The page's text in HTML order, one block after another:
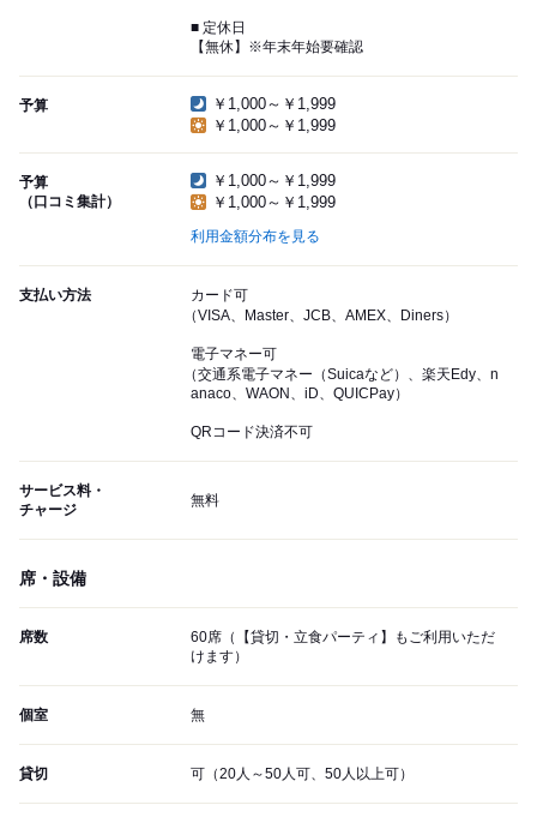
■ 定休日
【無休】※年末年始要確認
予算
￥1,000～￥1,999
￥1,000～￥1,999
予算
（口コミ集計）
￥1,000～￥1,999
￥1,000～￥1,999
利用金額分布を見る
支払い方法
カード可
（VISA、Master、JCB、AMEX、Diners）
電子マネー可
（交通系電子マネー（Suicaなど）、楽天Edy、n
anaco、WAON、iD、QUICPay）
QRコード決済不可
サービス料・
チャージ
無料
席・設備
席数
60席（【貸切・立食パーティ】もご利用いただ
けます）
個室 無
貸切 可（20人～50人可、50人以上可）